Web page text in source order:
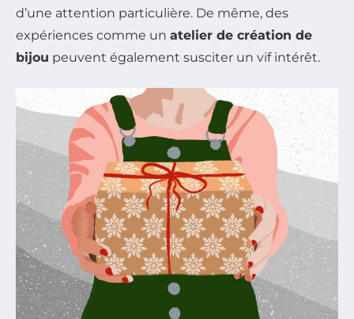
d’une attention particulière. De même, des
expériences comme un atelier de création de
bijou peuvent également susciter un vif intérêt.